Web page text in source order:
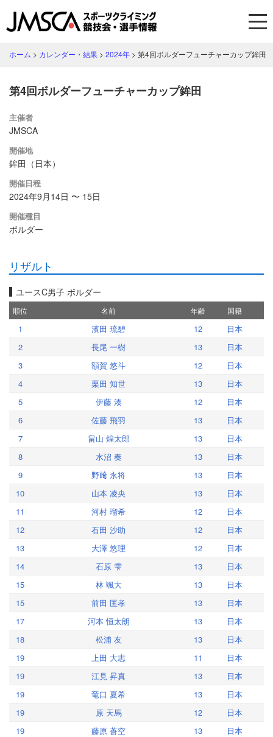
ホーム > カレンダー・結果 > 2024年 > 第4回ボルダーフューチャーカップ鉾田
第4回ボルダーフューチャーカップ鉾田
主催者
JMSCA
開催地
鉾田（日本）
開催日程
2024年9月14日 〜 15日
開催種目
ボルダー
リザルト
ユースC男子 ボルダー
順位 名前 年齢 国籍
1 濱田 琉碧 12
日本
2
長尾 一樹 13
日本
3
額賀 悠斗 12
日本
4
栗田 知世 13
日本
5
伊藤 湊 12
日本
6
佐藤 飛羽 13
日本
7
畠山 煌太郎 13
日本
8
水沼 奏 13
日本
9
野﨑 永将 13
日本
10
山本 凌央 13
日本
11
河村 瑠希 12
日本
12
石田 沙助 12
日本
13
大澤 悠理 12
日本
14
石原 雫 13
日本
15
林 颯大 13
日本
15
前田 匡孝 13
日本
17
河本 恒太朗 13
日本
18
松浦 友 13
日本
19
上田 大志 11
日本
19
江見 昇真 13
日本
19
竜口 夏希 13
日本
19
原 天馬 12
日本
19
藤原 蒼空 13
日本